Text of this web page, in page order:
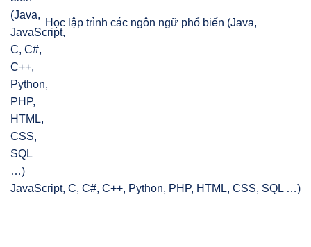
Học lập trình các ngôn ngữ phổ biến (Java,
JavaScript, C, C#, C++, Python, PHP, HTML, CSS, SQL …)